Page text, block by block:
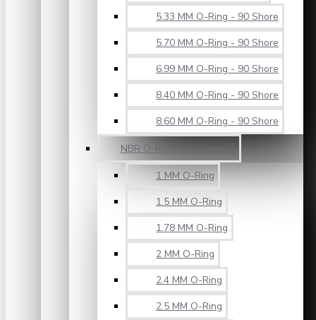
5.33 MM O-Ring - 90 Shore
5.70 MM O-Ring - 90 Shore
6.99 MM O-Ring - 90 Shore
8.40 MM O-Ring - 90 Shore
8.60 MM O-Ring - 90 Shore
NBR O-Ring - 70 Shore
1 MM O-Ring
1.5 MM O-Ring
1.78 MM O-Ring
2 MM O-Ring
2.4 MM O-Ring
2.5 MM O-Ring